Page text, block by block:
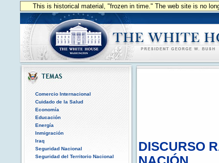
This is historical material, "frozen in time." The web site is no
Comercio Internacional
Cuidado de la Salud
Economía
Educación
Energía
Inmigración
Iraq
Seguridad Nacional
Seguridad del Territorio Nacional
DISCURSO